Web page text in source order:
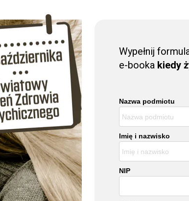
Wypełnij
e-booka kiedy
Nazwa podmiotu
Imię i nazwisko
NIP